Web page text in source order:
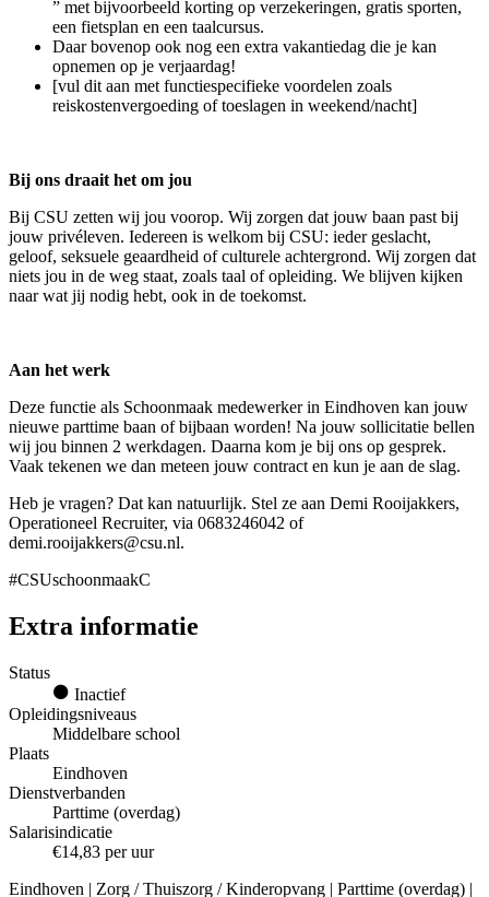
” met bijvoorbeeld korting op verzekeringen, gratis sporten,
een fietsplan en een taalcursus.
Daar bovenop ook nog een extra vakantiedag die je kan
opnemen op je verjaardag!
[vul dit aan met functiespecifieke voordelen zoals
reiskostenvergoeding of toeslagen in weekend/nacht]
Bij ons draait het om jou
Bij CSU zetten wij jou voorop. Wij zorgen dat jouw baan past bij
jouw privéleven. Iedereen is welkom bij CSU: ieder geslacht,
geloof, seksuele geaardheid of culturele achtergrond. Wij zorgen dat
niets jou in de weg staat, zoals taal of opleiding. We blijven kijken
naar wat jij nodig hebt, ook in de toekomst.
Aan het werk
Deze functie als Schoonmaak medewerker in Eindhoven kan jouw
nieuwe parttime baan of bijbaan worden! Na jouw sollicitatie bellen
wij jou binnen 2 werkdagen. Daarna kom je bij ons op gesprek.
Vaak tekenen we dan meteen jouw contract en kun je aan de slag.
Heb je vragen? Dat kan natuurlijk. Stel ze aan Demi Rooijakkers,
Operationeel Recruiter, via 0683246042 of
demi.rooijakkers@csu.nl.
#CSUschoonmaakC
Extra informatie
Status
Inactief
Opleidingsniveaus
Middelbare school
Plaats
Eindhoven
Dienstverbanden
Parttime (overdag)
Salarisindicatie
€14,83 per uur
Eindhoven | Zorg / Thuiszorg / Kinderopvang | Parttime (overdag) |